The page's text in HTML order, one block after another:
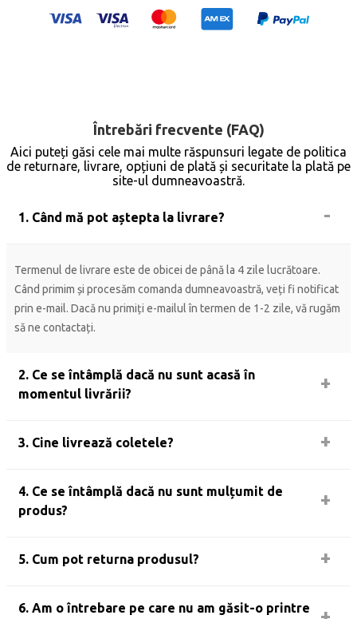
Întrebări frecvente (FAQ)
Aici puteți găsi cele mai multe răspunsuri legate de politica
de returnare, livrare, opțiuni de plată și securitate la plată pe
site-ul dumneavoastră.
1. Când mă pot aștepta la livrare?
Termenul de livrare este de obicei de până la 4 zile lucrătoare.
Când primim și procesăm comanda dumneavoastră, veți fi notificat
prin e-mail. Dacă nu primiți e-mailul în termen de 1-2 zile, vă rugăm
să ne contactați.
2. Ce se întâmplă dacă nu sunt acasă în
momentul livrării?
3. Cine livrează coletele?
4. Ce se întâmplă dacă nu sunt mulțumit de
produs?
5. Cum pot returna produsul?
6. Am o întrebare pe care nu am găsit-o printre